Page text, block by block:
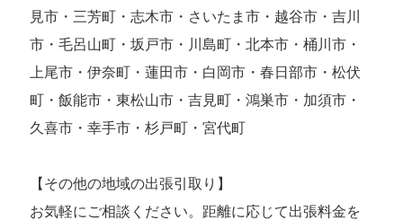
見市・三芳町・志木市・さいたま市・越谷市・吉川
市・毛呂山町・坂戸市・川島町・北本市・桶川市・
上尾市・伊奈町・蓮田市・白岡市・春日部市・松伏
町・飯能市・東松山市・吉見町・鴻巣市・加須市・
久喜市・幸手市・杉戸町・宮代町
【その他の地域の出張引取り】
お気軽にご相談ください。距離に応じて出張料金を